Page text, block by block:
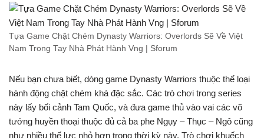
Tựa Game Chặt Chém Dynasty Warriors: Overlords Sẽ Về Việt
Nam Trong Tay Nhà Phát Hành Vng | Sforum
Nếu bạn chưa biết, dòng game Dynasty Warriors thuộc thể loại
hành động chặt chém khá đặc sắc. Các trò chơi trong series
này lấy bối cảnh Tam Quốc, và đưa game thủ vào vai các võ
tướng huyền thoại thuộc đủ cả ba phe Ngụy – Thục – Ngô cũng
như nhiều thế lực nhỏ hơn trong thời kỳ này. Trò chơi khuếch